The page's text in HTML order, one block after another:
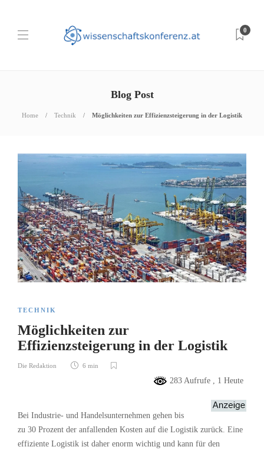
0
Blog Post
Home Technik Möglichkeiten zur Effizienzsteigerung in der Logistik
TECHNIK
Möglichkeiten zur
Effizienzsteigerung in der Logistik
Die Redaktion 6 min
283 Aufrufe , 1 Heute
Bei Industrie- und Handelsunternehmen gehen bis
zu 30 Prozent der anfallenden Kosten auf die Logistik zurück. Eine
effiziente Logistik ist daher enorm wichtig und kann für den